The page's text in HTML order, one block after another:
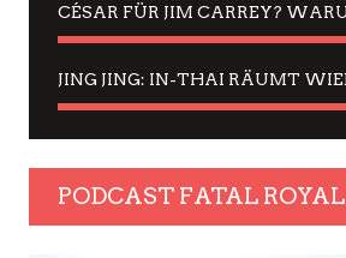
PODCAST FATAL ROYAL